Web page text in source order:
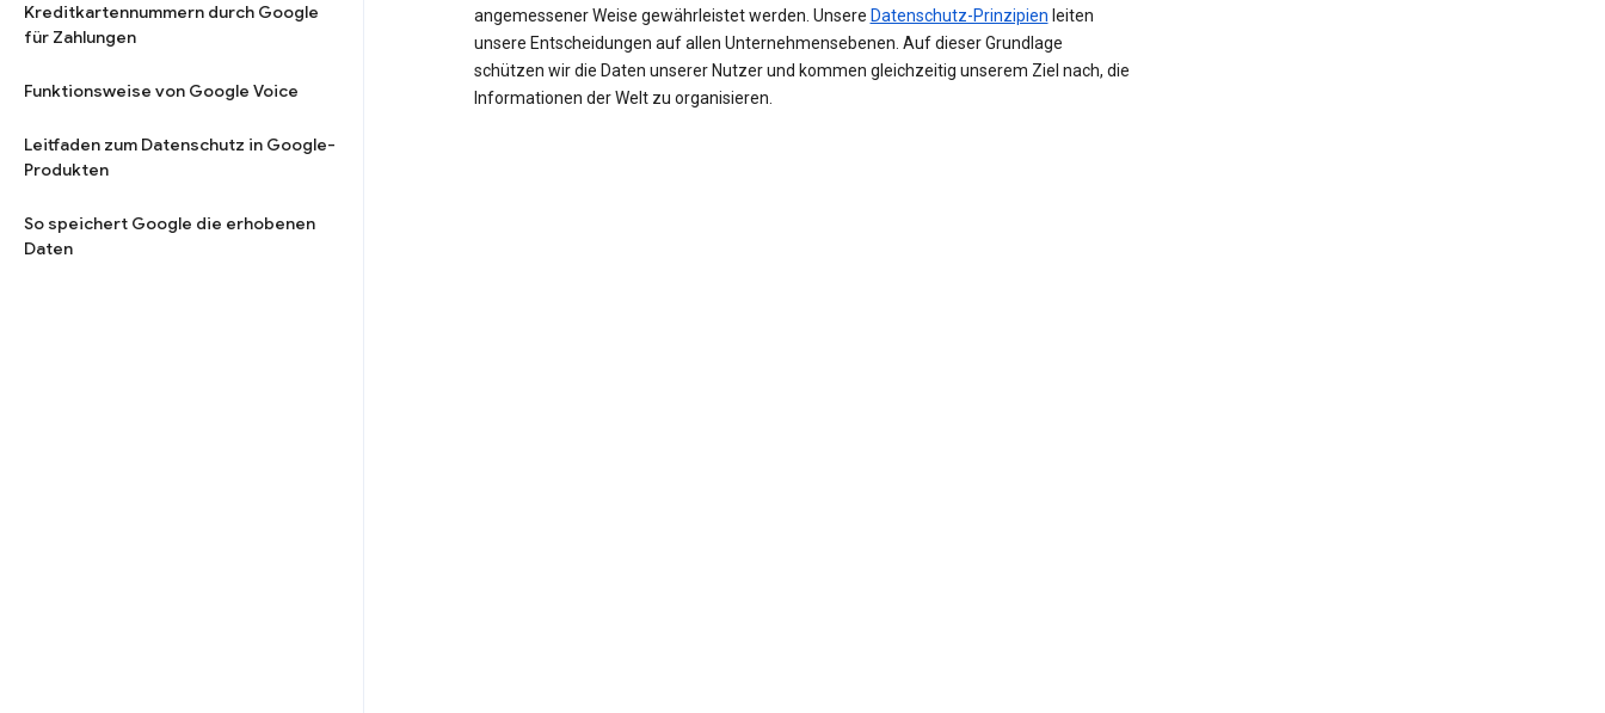
Kreditkartennummern durch Google
für Zahlungen
Funktionsweise von Google Voice
Leitfaden zum Datenschutz in Google-
Produkten
So speichert Google die erhobenen
Daten
angemessener Weise gewährleistet werden. Unsere Datenschutz-Prinzipien leiten
unsere Entscheidungen auf allen Unternehmensebenen. Auf dieser Grundlage
schützen wir die Daten unserer Nutzer und kommen gleichzeitig unserem Ziel nach, die
Informationen der Welt zu organisieren.